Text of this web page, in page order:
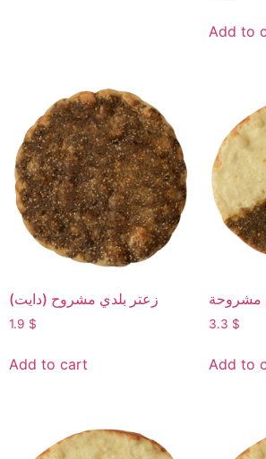
Add to
زعتر بلدي مشروح (دايت)
1.9 $
Add to cart
مشروحة
3.3 $
Add to